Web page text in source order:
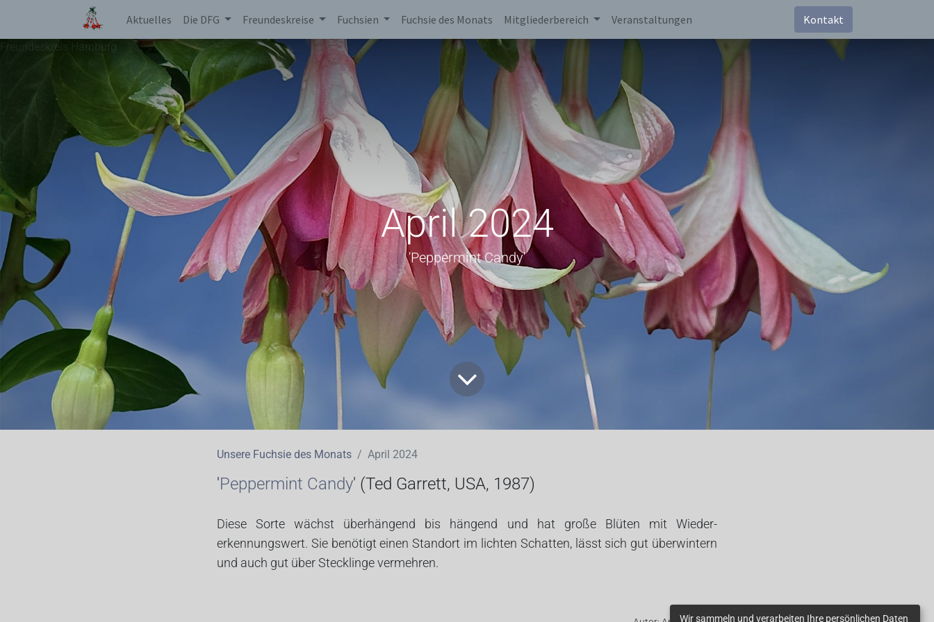
Aktuelles Die DFG Freundeskreise Fuchsien Fuchsie des Monats Mitgliederbereich Veranstaltungen Kontakt
Freundeskreis Hamburg
April 2024
'Peppermint Candy'
Unsere Fuchsie des Monats April 2024
'Peppermint Candy' (Ted Garrett, USA, 1987)
Diese Sorte wächst überhängend bis hängend und hat große Blüten mit Wieder-
erkennungswert. Sie benötigt einen Standort im lichten Schatten, lässt sich gut überwintern
und auch gut über Stecklinge vermehren.
Wir sammeln und verarbeiten Ihre persönlichen Daten